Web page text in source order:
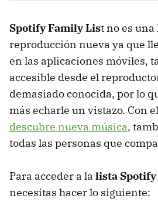
Spotify Family List no es una
reproducción nueva ya que
en las aplicaciones móviles,
accesible desde el
demasiado conocida, por lo
más echarle un vistazo. Con
descubre nueva música,
todas las personas que
Para acceder a la lista
necesitas hacer lo siguiente: